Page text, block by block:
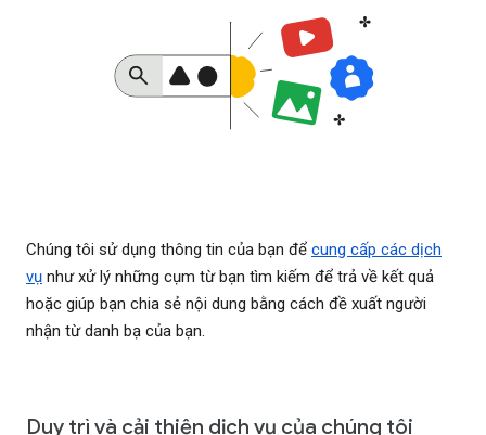
Chúng tôi sử dụng thông tin của bạn để cung cấp các dịch
vụ như xử lý những cụm từ bạn tìm kiếm để trả về kết quả
hoặc giúp bạn chia sẻ nội dung bằng cách đề xuất người
nhận từ danh bạ của bạn.
Duy trì và cải thiện dịch vụ của chúng tôi